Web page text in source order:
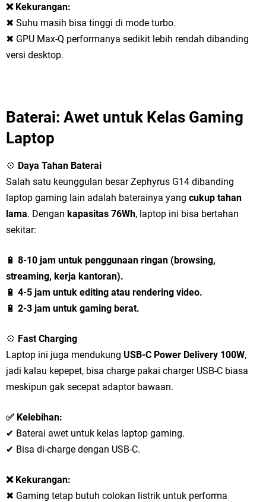
❌ Kekurangan:
✖ Suhu masih bisa tinggi di mode turbo.
✖ GPU Max-Q performanya sedikit lebih rendah dibanding
versi desktop.
Baterai: Awet untuk Kelas Gaming
Laptop
💠 Daya Tahan Baterai
Salah satu keunggulan besar Zephyrus G14 dibanding
laptop gaming lain adalah baterainya yang cukup tahan
lama. Dengan kapasitas 76Wh, laptop ini bisa bertahan
sekitar:
🔋 8-10 jam untuk penggunaan ringan (browsing,
streaming, kerja kantoran).
🔋 4-5 jam untuk editing atau rendering video.
🔋 2-3 jam untuk gaming berat.
💠 Fast Charging
Laptop ini juga mendukung USB-C Power Delivery 100W,
jadi kalau kepepet, bisa charge pakai charger USB-C biasa
meskipun gak secepat adaptor bawaan.
✅ Kelebihan:
✔ Baterai awet untuk kelas laptop gaming.
✔ Bisa di-charge dengan USB-C.
❌ Kekurangan:
✖ Gaming tetap butuh colokan listrik untuk performa